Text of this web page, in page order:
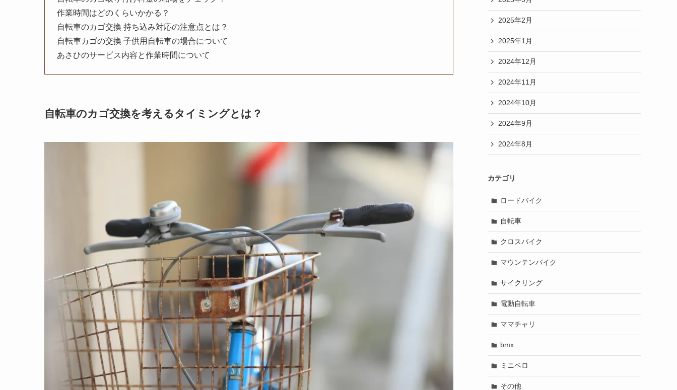
作業時間はどのくらいかかる？
自転車のカゴ交換 持ち込み対応の注意点とは？
自転車カゴの交換 子供用自転車の場合について
あさひのサービス内容と作業時間について
自転車のカゴ交換を考えるタイミングとは？
2025年2月
2025年1月
2024年12月
2024年11月
2024年10月
2024年9月
2024年8月
カテゴリ
ロードバイク
自転車
クロスバイク
マウンテンバイク
サイクリング
電動自転車
ママチャリ
bmx
ミニベロ
その他